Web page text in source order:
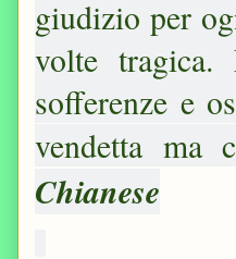
giudizio per
volte
sofferenze e
vendetta ma
Chianese